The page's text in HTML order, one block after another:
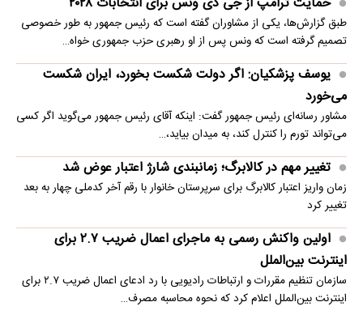
طبق گزارش‌ها، یکی از مشاوران گفته است که رئیس جمهور به طور خصوصی
تصمیم گرفته است که ونس پس از او رهبری حزب جمهوری خواه…
یوسف پزشکیان: اگر دولت شکست بخورد، ایران شکست
می‌خورد
مشاور رسانه‌ای رئیس جمهور گفت: اینکه آقای رئیس جمهور می‌گوید اگر کسی
می‌تواند تورم را کنترل کند، به میدان بیاید،…
تغییر مهم در کالابرگ؛ زمانبندی‌ شارژ اعتبار عوض شد
زمان واریز اعتبار کالابرگ برای سرپرستان خانوار با رقم آخر کدملی چهار به بعد
تغییر کرد
اولین واکنش رسمی به ماجرای اعمال ضریب ۲.۷ برای
اینترنت بین‌الملل
سازمان تنظیم مقررات و ارتباطات رادیویی با رد ادعای اعمال ضریب ۲.۷ برای
اینترنت بین‌الملل اعلام کرد که نحوه محاسبه مصرف…